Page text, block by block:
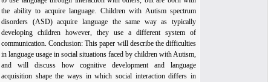
the ability to acquire language. Children with Autism spectrum
disorders (ASD) acquire language the same way as typically
developing children however, they use a different system of
communication. Conclusion: This paper will describe the difficulties
in language usage in social situations faced by children with Autism,
and will discuss how cognitive development and language
acquisition shape the ways in which social interaction differs in